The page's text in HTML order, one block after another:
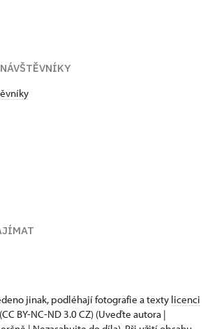
jinak, podléhají fotografie a texty licenci
(CC BY-NC-ND 3.0 CZ) (Uveďte autora |